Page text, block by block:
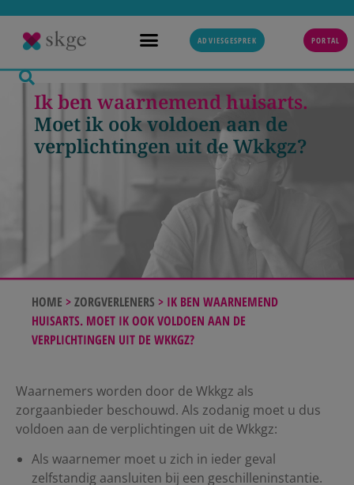
ADVIESGESPREK PORTAL
Ik ben waarnemend huisarts.
Moet ik ook voldoen aan de
verplichtingen uit de Wkkgz?
HOME >ZORGVERLENERS > IK BEN WAARNEMEND
HUISARTS. MOET IK OOK VOLDOEN AAN DE
VERPLICHTINGEN UIT DE WKKGZ?
Waarnemers worden door de Wkkgz als
zorgaanbieder beschouwd. Als zodanig moet u dus
voldoen aan de verplichtingen uit de Wkkgz:
Als waarnemer moet u zich in ieder geval
zelfstandig aansluiten bij een geschilleninstantie.